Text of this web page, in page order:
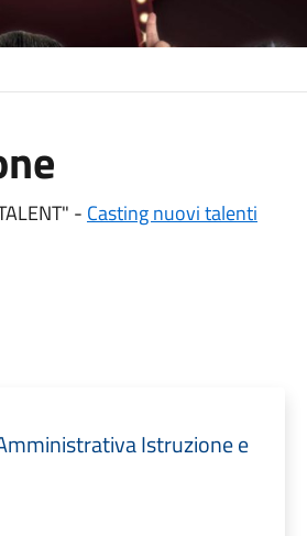
- Casting nuovi talenti
Istruzione e